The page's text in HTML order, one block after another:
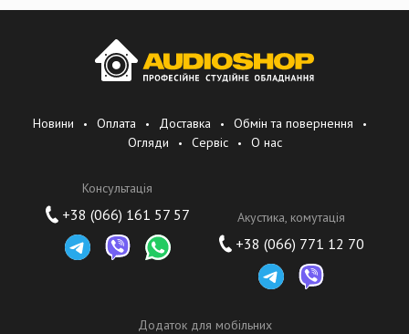
Новини Оплата Доставка
Обмін та повернення
Огляди
Сервіс О нас
Консультація
+38 (066) 161 57 57 Акустика, комутація
+38 (066) 771 12 70
Додаток для мобільних